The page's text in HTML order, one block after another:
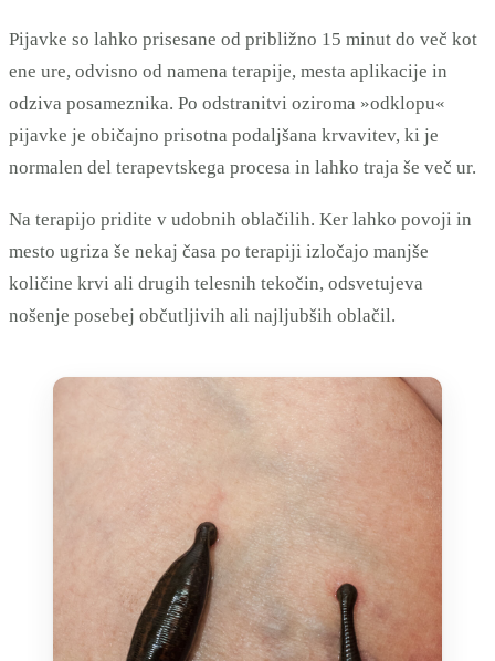
Pijavke so lahko prisesane od približno 15 minut do več kot
ene ure, odvisno od namena terapije, mesta aplikacije in
odziva posameznika. Po odstranitvi oziroma »odklopu«
pijavke je običajno prisotna podaljšana krvavitev, ki je
normalen del terapevtskega procesa in lahko traja še več ur.
Na terapijo pridite v udobnih oblačilih. Ker lahko povoji in
mesto ugriza še nekaj časa po terapiji izločajo manjše
količine krvi ali drugih telesnih tekočin, odsvetujeva
nošenje posebej občutljivih ali najljubših oblačil.